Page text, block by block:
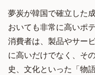
夢炭が韓国で確立した
おいても非常に高いポ
消費者は、製品やサー
に高いだけでなく、そ
史、文化といった「物